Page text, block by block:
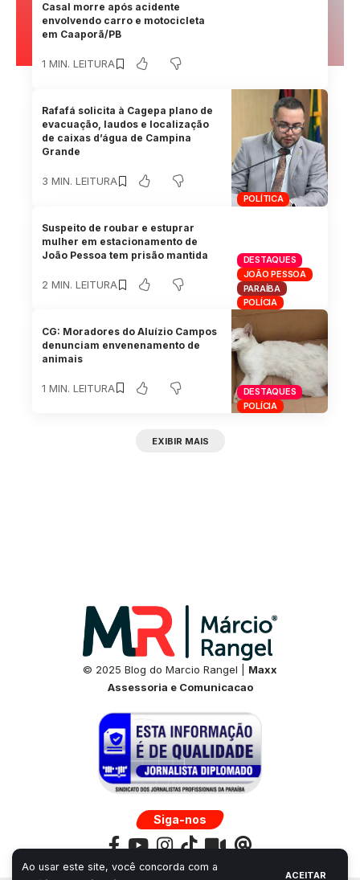
Ao usar este site, você concorda com a
ACEITAR
Casal morre após acidente
envolvendo carro e motocicleta
em Caaporã/PB
1 MIN. LEITURA
POLÍTICA
Rafafá solicita à Cagepa plano de
evacuação, laudos e localização
de caixas d’água de Campina
Grande
3 MIN. LEITURA
DESTAQUES
JOÃO PESSOA
PARAÍBA
POLÍCIA
Suspeito de roubar e estuprar
mulher em estacionamento de
João Pessoa tem prisão mantida
2 MIN. LEITURA
DESTAQUES
POLÍCIA
CG: Moradores do Aluízio Campos
denunciam envenenamento de
animais
1 MIN. LEITURA
EXIBIR MAIS
© 2025 Blog do Marcio Rangel | Maxx
Assessoria e Comunicacao
Siga-nos